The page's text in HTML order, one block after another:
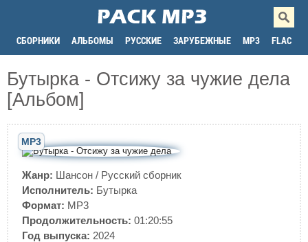
СБОРНИКИ АЛЬБОМЫ РУССКИЕ ЗАРУБЕЖНЫЕ MP3 FLAC
Бутырка - Отсижу за чужие дела
[Альбом]
MP3
Жанр: Шансон / Русский сборник
Исполнитель: Бутырка
Формат: MP3
Продолжительность: 01:20:55
Год выпуска: 2024